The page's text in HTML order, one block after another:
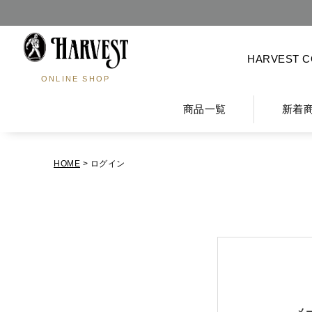
ONLINE SHOP
HARVEST
商品一覧 新着
HOME ログイン